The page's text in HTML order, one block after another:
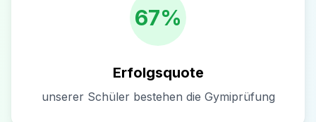
67%
Erfolgsquote
unserer Schüler bestehen die Gymiprüfung